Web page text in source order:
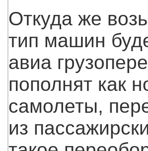
Откуда же
тип машин
авиа
пополнят как
самолеты,
из